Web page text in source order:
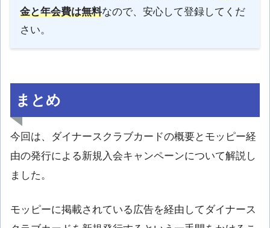
金と年会費は無料なので、安心して登録してくだ
さい。
まとめ
今回は、ダイナースクラブカードの概要とモッピー経
由の発行による新規入会キャンペーンについて解説し
ました。
モッピーに掲載されている広告を経由してダイナース